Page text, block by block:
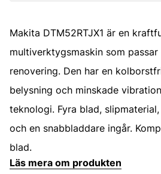
Makita DTM52RTJX1 är en
multiverktygsmaskin som
renovering. Den har en
belysning och minskade
teknologi. Fyra blad,
och en snabbladdare ingår.
blad.
Läs mera om produkten